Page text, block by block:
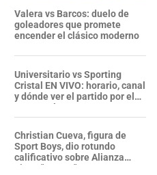
Valera vs Barcos: duelo de
goleadores que promete
encender el clásico moderno
Universitario vs Sporting
Cristal EN VIVO: horario, canal
y dónde ver el partido por el
Torneo Clausura 2026
Christian Cueva, figura de
Sport Boys, dio rotundo
calificativo sobre Alianza
Lima: "Es un..."